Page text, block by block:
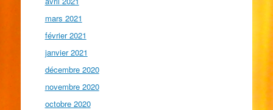
mars 2021
février 2021
janvier 2021
décembre 2020
novembre 2020
octobre 2020